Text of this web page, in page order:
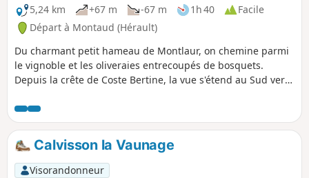
5,24 km
+67 m -67 m 1h 40
Facile
Départ à Montaud (Hérault)
Du charmant petit hameau de Montlaur, on chemine parmi
le vignoble et les oliveraies entrecoupés de bosquets.
Depuis la crête de Coste Bertine, la vue s'étend au Sud vers
des ruines de ce fantastique château.
Calvisson la Vaunage
Visorandonneur